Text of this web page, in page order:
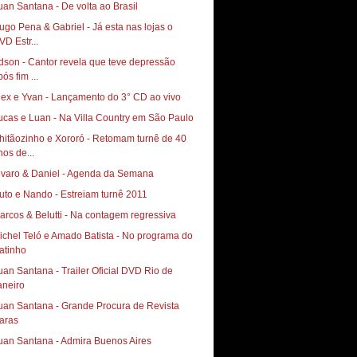
Santana - De volta ao Brasil
Pena & Gabriel - Já esta nas lojas o
Estr...
- Cantor revela que teve depressão
fim ...
e Yvan - Lançamento do 3° CD ao vivo
e Luan - Na Villa Country em São Paulo
e Xororó - Retomam turnê de 40
de...
& Daniel - Agenda da Semana
e Nando - Estreiam turnê 2011
& Belutti - Na contagem regressiva
Teló e Amado Batista - No programa do
Santana - Trailer Oficial DVD Rio de
Santana - Grande Procura de Revista
Santana - Admira Buenos Aires